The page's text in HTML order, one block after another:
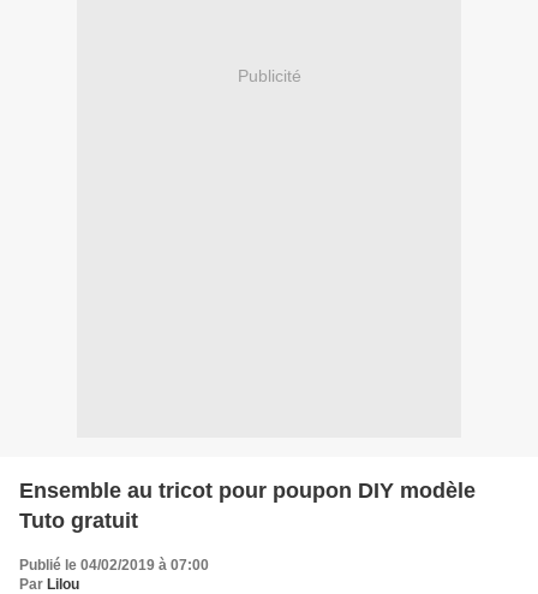
Publicité
Ensemble au tricot pour poupon DIY modèle
Tuto gratuit
Publié le 04/02/2019 à 07:00
Par Lilou